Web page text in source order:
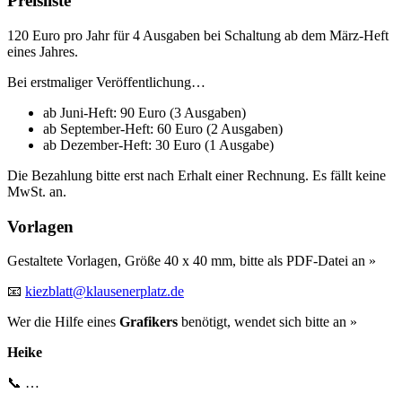
120 Euro pro Jahr für 4 Ausgaben bei Schaltung ab dem März-Heft
eines Jahres.
Bei erstmaliger Veröffentlichung…
ab Juni-Heft: 90 Euro (3 Ausgaben)
ab September-Heft: 60 Euro (2 Ausgaben)
ab Dezember-Heft: 30 Euro (1 Ausgabe)
Die Bezahlung bitte erst nach Erhalt einer Rechnung. Es fällt keine
MwSt. an.
Vorlagen
Gestaltete Vorlagen, Größe 40 x 40 mm, bitte als PDF-Datei an »
📧 kiezblatt@klausenerplatz.de
Wer die Hilfe eines Grafikers benötigt, wendet sich bitte an »
Heike
📞 …